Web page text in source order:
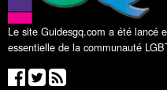
Le site Guidesgq.com a été lancé
essentielle de la communauté